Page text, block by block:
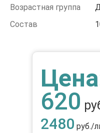
Возрастная группа
Состав
620
2480 руб./